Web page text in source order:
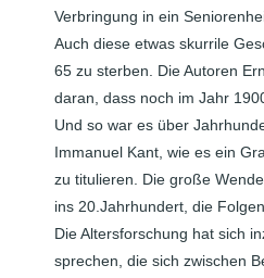
Verbringung in ein
Auch diese etwas skurrile
65 zu sterben. Die Autoren
daran, dass noch im Jahr
Und so war es über
Immanuel Kant, wie es ein
zu titulieren. Die große
ins 20.Jahrhundert, die
Die Altersforschung hat sich
sprechen, die sich zwischen